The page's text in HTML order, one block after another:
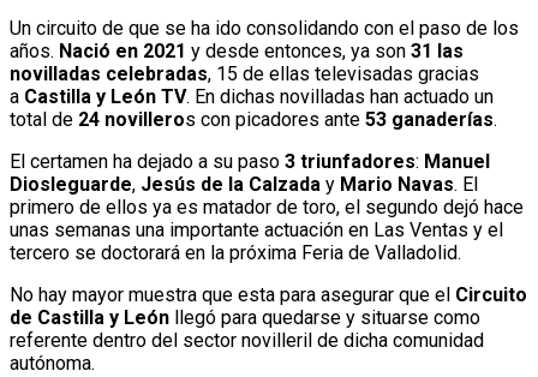
Un circuito de que se ha ido consolidando con el paso de los
años. Nació en 2021 y desde entonces, ya son 31 las
novilladas celebradas, 15 de ellas televisadas gracias
a Castilla y León TV. En dichas novilladas han actuado un
total de 24 novilleros con picadores ante 53 ganaderías.
El certamen ha dejado a su paso 3 triunfadores: Manuel
Diosleguarde, Jesús de la Calzada y Mario Navas. El
primero de ellos ya es matador de toro, el segundo dejó hace
unas semanas una importante actuación en Las Ventas y el
tercero se doctorará en la próxima Feria de Valladolid.
No hay mayor muestra que esta para asegurar que el Circuito
de Castilla y León llegó para quedarse y situarse como
referente dentro del sector novilleril de dicha comunidad
autónoma.